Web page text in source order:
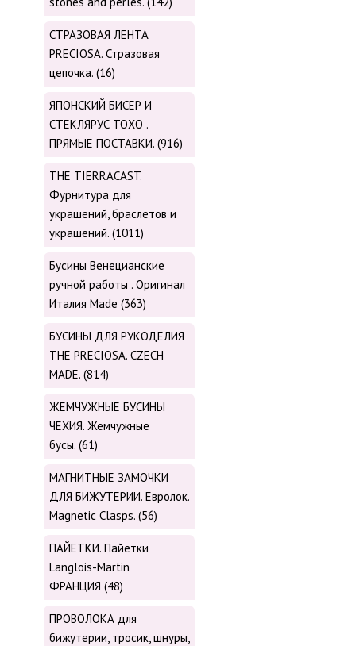
СТРАЗОВАЯ ЛЕНТА
PRECIOSA. Стразовая
цепочка. (16)
ЯПОНСКИЙ БИСЕР И
СТЕКЛЯРУС TOХО .
ПРЯМЫЕ ПОСТАВКИ. (916)
THE TIERRACAST.
Фурнитура для
украшений, браслетов и
украшений. (1011)
Бусины Венецианские
ручной работы . Оригинал
Италия Made (363)
БУСИНЫ ДЛЯ РУКОДЕЛИЯ
THE PRECIOSA. CZECH
MADE. (814)
ЖЕМЧУЖНЫЕ БУСИНЫ
ЧЕХИЯ. Жемчужные
бусы. (61)
МАГНИТНЫЕ ЗАМОЧКИ
ДЛЯ БИЖУТЕРИИ. Евролок.
Magnetic Сlasps. (56)
ПАЙЕТКИ. Пайетки
Langlois-Martin
ФРАНЦИЯ (48)
ПРОВОЛОКА для
бижутерии, тросик, шнуры,